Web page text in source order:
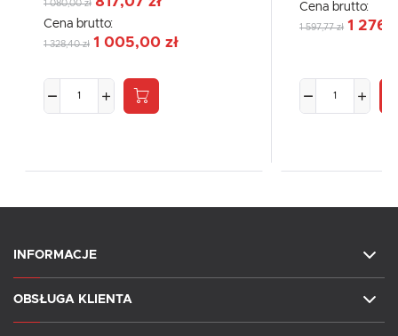
1 080,00 zł
Cena brutto:
1 328,40 zł 1 005,00 zł
Cena brutto:
1 597,77 zł 1
INFORMACJE
OBSŁUGA KLIENTA